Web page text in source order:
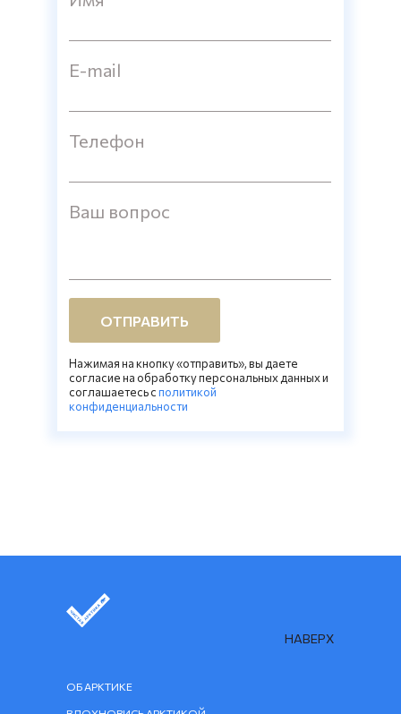
E-mail
Телефон
Ваш вопрос
ОТПРАВИТЬ
Нажимая на кнопку «отправить», вы даете
согласие на обработку персональных данных и
соглашаетесь cполитикой
конфиденциальности
НАВЕРХ
ОБ АРКТИКЕ